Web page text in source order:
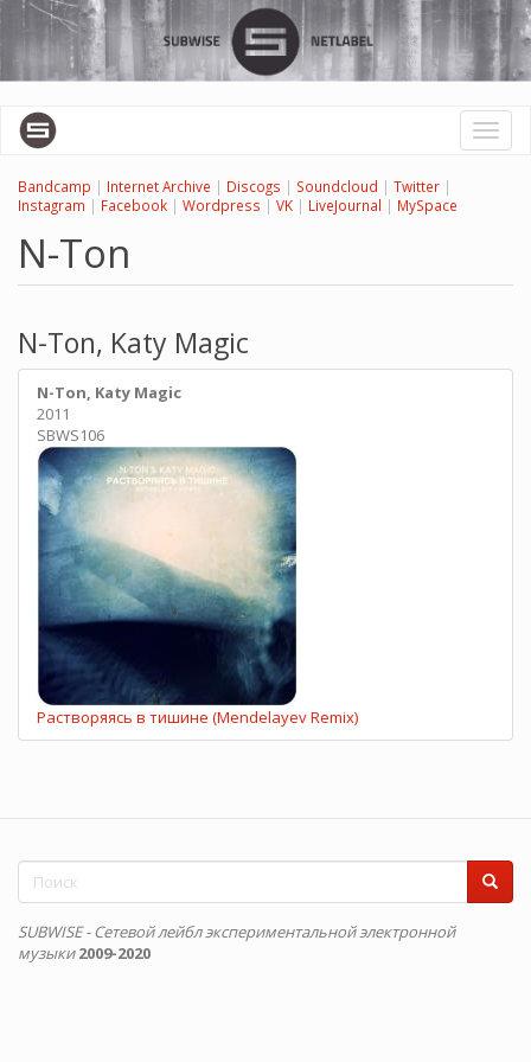
Перейти
основному
содержанию
Toggle
Bandcamp | Internet Archive | Discogs | Soundcloud | Twitter |
Instagram | Facebook | Wordpress | VK | LiveJournal | MySpace
N-Ton
N-Ton, Katy Magic
N-Ton, Katy Magic
2011
SBWS106
Растворяясь в тишине (Mendelayev Remix)
Форма
поиска
SUBWISE - Сетевой лейбл экспериментальной электронной
музыки 2009-2020